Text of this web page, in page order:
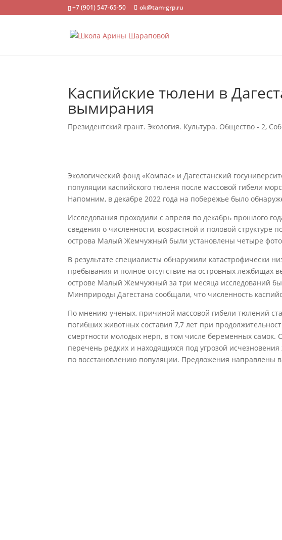
+7 (901) 547-65-50 ok@tam-grp.ru
Каспийские тюлени в
вымирания
Президентский грант. Экология. Культура. Общество - 2,
Экологический фонд «Компас» и Дагестанский
популяции каспийского тюленя после массовой гибели
Напомним, в декабре 2022 года на побережье было
Исследования проходили с апреля по декабрь прошлого
сведения о численности, возрастной и половой структуре
острова Малый Жемчужный были установлены четыре
В результате специалисты обнаружили катастрофически
пребывания и полное отсутствие на островных лежбищах
острове Малый Жемчужный за три месяца исследований
Минприроды Дагестана сообщали, что численность
По мнению ученых, причиной массовой гибели тюлений
погибших животных составил 7,7 лет при
смертности молодых нерп, в том числе беременных
перечень редких и находящихся под угрозой
по восстановлению популяции. Предложения направлены